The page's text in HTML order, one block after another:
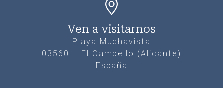
Ven a visitarnos
Playa Muchavista
03560 – El Campello (Alicante)
España